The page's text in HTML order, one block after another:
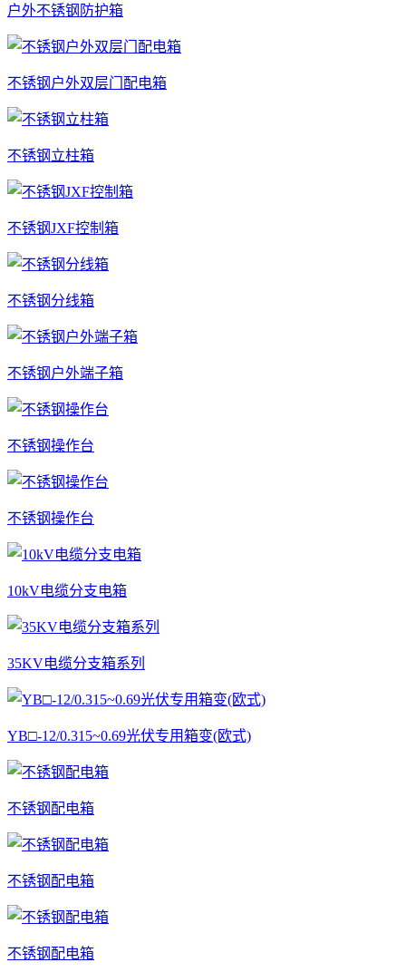
户外不锈钢防护箱
不锈钢户外双层门配电箱
不锈钢立柱箱
不锈钢JXF控制箱
不锈钢分线箱
不锈钢户外端子箱
不锈钢操作台
不锈钢操作台
10kV电缆分支电箱
35KV电缆分支箱系列
YB□-12/0.315~0.69光伏专用箱变(欧式)
不锈钢配电箱
不锈钢配电箱
不锈钢配电箱